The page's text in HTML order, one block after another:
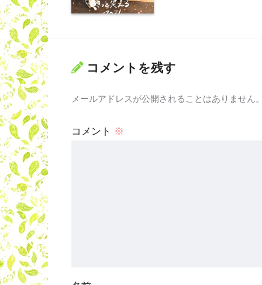
コメントを残す
メールアドレスが公開されることはありません
コメント ※